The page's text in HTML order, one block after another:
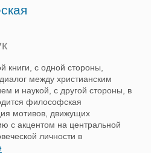
книги, c одной стороны,
между христианским
и наукой, с другой стороны, в
философская
мотивов, движущих
с акцентом на центральной
личности в